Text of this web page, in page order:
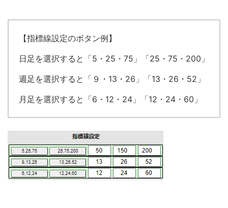
【指標線設定のボタン例】
日足を選択すると「5・25・75」「25・75・200」
週足を選択すると「９・13・26」「13・26・52」
月足を選択すると「6・12・24」「12・24・60」